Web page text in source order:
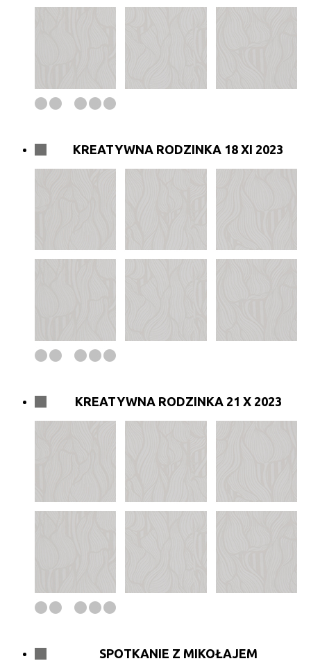
KREATYWNA RODZINKA 18 XI 2023
KREATYWNA RODZINKA 21 X 2023
SPOTKANIE Z MIKOŁAJEM